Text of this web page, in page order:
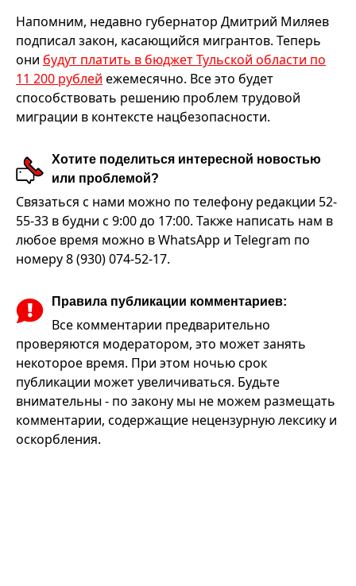
Напомним, недавно губернатор Дмитрий Миляев
подписал закон, касающийся мигрантов. Теперь
они будут платить в бюджет Тульской области по
11 200 рублей ежемесячно. Все это будет
способствовать решению проблем трудовой
миграции в контексте нацбезопасности.
Хотите поделиться интересной новостью
или проблемой?
Связаться с нами можно по телефону редакции 52-
55-33 в будни с 9:00 до 17:00. Также написать нам в
любое время можно в WhatsApp и Telegram по
номеру 8 (930) 074-52-17.
Правила публикации комментариев:
Все комментарии предварительно
проверяются модератором, это может занять
некоторое время. При этом ночью срок
публикации может увеличиваться. Будьте
внимательны - по закону мы не можем размещать
комментарии, содержащие нецензурную лексику и
оскорбления.